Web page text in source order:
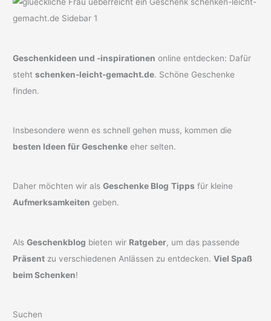
Geschenkideen und -inspirationen online entdecken: Dafür
stehtschenken-leicht-gemacht.de. Schöne Geschenke
finden.
Insbesondere wenn es schnell gehen muss, kommen die
besten Ideen für Geschenke eher selten.
Daher möchten wir alsGeschenke Blog Tipps für kleine
Aufmerksamkeiten geben.
AlsGeschenkblog bieten wir Ratgeber, um das passende
Präsent zu verschiedenen Anlässen zu entdecken.Viel Spaß
beim Schenken!
Suchen